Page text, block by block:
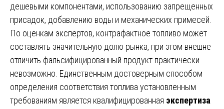
дешевыми компонентами, использованию запрещенных
присадок, добавлению воды и механических примесей.
По оценкам экспертов, контрафактное топливо может
составлять значительную долю рынка, при этом внешне
отличить фальсифицированный продукт практически
невозможно. Единственным достоверным способом
определения соответствия топлива установленным
требованиям является квалифицированная экспертиза